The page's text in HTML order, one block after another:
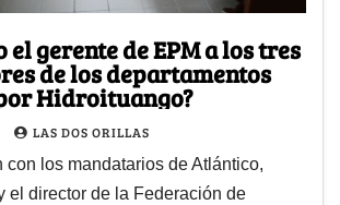
el gerente de EPM a los tres
de los departamentos
Hidroituango?
LAS DOS ORILLAS
con los mandatarios de Atlántico,
el director de la Federación de